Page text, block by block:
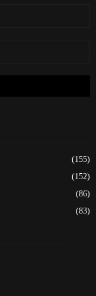
(155)
(152)
(86)
(83)